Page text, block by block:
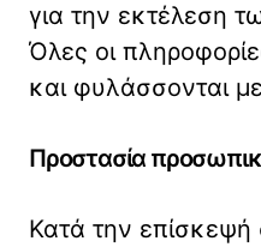
για την εκτέλεση
Όλες οι
και φυλάσσονται
Προστασία
Κατά την επίσκεψή